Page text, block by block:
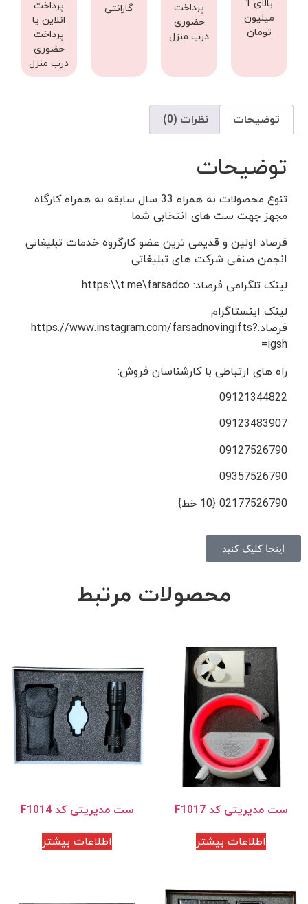
میلیون
تومان
پرداخت
حضوری
درب منزل
گارانتی
پرداخت
انلاین یا
پرداخت
حضوری
درب منزل
توضیحات نظرات (0)
توضیحات
تنوع محصولات به همراه 33 سال سابقه به همراه کارگاه
مجهز جهت ست های انتخابی شما
فرصاد اولین و قدیمی ترین عضو کارگروه خدمات تبلیغاتی
انجمن صنفی شرکت های تبلیغاتی
لینک تلگرامی فرصاد: https:\\t.me\farsadco
لینک اینستاگرام
فرصاد:https://www.instagram.com/farsadnovingifts?
igsh=
راه های ارتباطی با کارشناسان فروش:
09121344822
09123483907
09127526790
09357526790
02177526790 {10 خط}
اینجا کلیک کنید
محصولات مرتبط
ست مدیریتی کد F1017
اطلاعات بیشتر
ست مدیریتی کد F1014
اطلاعات بیشتر